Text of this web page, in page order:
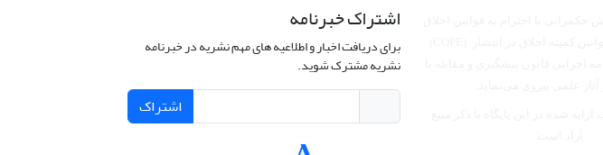
اشتراک خبرنامه
برای دریافت اخبار و اطلاعیه های مهم نشریه در خبرنامه
نشریه مشترک شوید.
اشتراک